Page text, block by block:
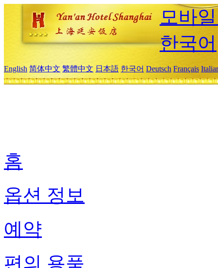
모바
한국어
English 简体中文 繁體中文 日本語 한국어 Deutsch Français
홈
옵션 정보
예약
편의 용품